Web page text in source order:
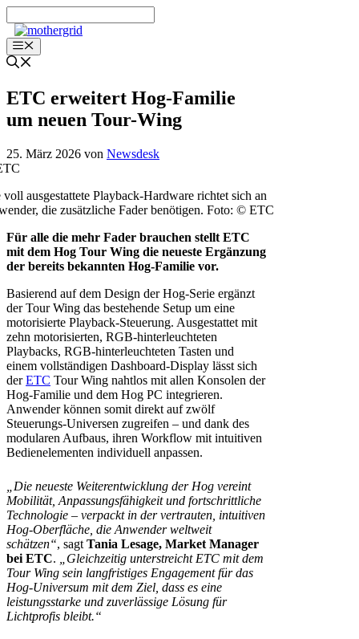
Inhalt
springenMenü
ETC erweitert Hog-Familie
um neuen Tour-Wing
25. März 2026 von Newsdesk
voll ausgestattete Playback-Hardware richtet sich an
die zusätzliche Fader benötigen. Foto: © ETC
Für alle die mehr Fader brauchen stellt ETC
mit dem Hog Tour Wing die neueste Ergänzung
der bereits bekannten Hog-Familie vor.
Basierend auf dem Design der Hog-Serie ergänzt
der Tour Wing das bestehende Setup um eine
motorisierte Playback-Steuerung. Ausgestattet mit
zehn motorisierten, RGB-hinterleuchteten
Playbacks, RGB-hinterleuchteten Tasten und
einem vollständigen Dashboard-Display lässt sich
derETC Tour Wing nahtlos mit allen Konsolen der
Hog-Familie und dem Hog PC integrieren.
Anwender können somit direkt auf zwölf
Steuerungs-Universen zugreifen – und dank des
modularen Aufbaus, ihren Workflow mit intuitiven
Bedienelementen individuell anpassen.
„Die neueste Weiterentwicklung der Hog vereint
Mobilität, Anpassungsfähigkeit und fortschrittliche
Technologie – verpackt in der vertrauten, intuitiven
Hog-Oberfläche, die Anwender weltweit
schätzen“, sagt Tania Lesage, Market Manager
bei ETC. „Gleichzeitig unterstreicht ETC mit dem
Tour Wing sein langfristiges Engagement für das
Hog-Universum mit dem Ziel, dass es eine
leistungsstarke und zuverlässige Lösung für
Lichtprofis bleibt.“